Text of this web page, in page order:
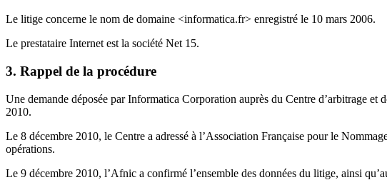
Le litige concerne le nom de domaine <informatica.fr> enregistré le 10 mars 2006.
Le prestataire Internet est la société Net 15.
3. Rappel de la procédure
Une demande déposée par Informatica Corporation auprès du Centre d’arbitrage et
2010.
Le 8 décembre 2010, le Centre a adressé à l’Association Française pour le
opérations.
Le 9 décembre 2010, l’Afnic a confirmé l’ensemble des données du litige, ainsi